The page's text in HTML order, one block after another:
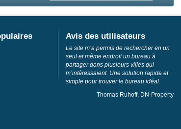
Avis des utilisateurs
Le site m’a permis de rechercher en un
seul et même endroit un bureau à
partager dans plusieurs villes qui
m’intéressaient. Une solution rapide et
simple pour trouver le bureau idéal.
Thomas Ruhoff, DN-Property